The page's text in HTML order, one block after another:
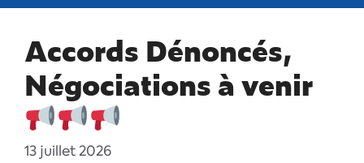
Accords Dénoncés,
Négociations à venir
13 juillet 2026